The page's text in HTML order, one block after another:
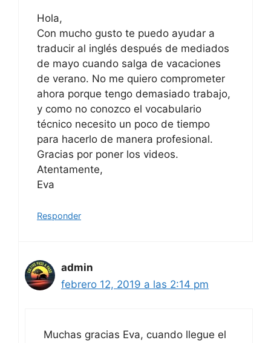
Hola,
Con mucho gusto te puedo ayudar a
traducir al inglés después de mediados
de mayo cuando salga de vacaciones
de verano. No me quiero comprometer
ahora porque tengo demasiado trabajo,
y como no conozco el vocabulario
técnico necesito un poco de tiempo
para hacerlo de manera profesional.
Gracias por poner los videos.
Atentamente,
Eva
Responder
admin
febrero 12, 2019 a las 2:14 pm
Muchas gracias Eva, cuando llegue el